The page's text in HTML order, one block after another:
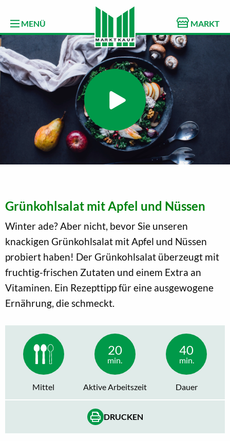
MENÜ MARKT
Grünkohlsalat mit Apfel und Nüssen
Winter ade? Aber nicht, bevor Sie unseren
knackigen Grünkohlsalat mit Apfel und Nüssen
probiert haben! Der Grünkohlsalat überzeugt mit
fruchtig-frischen Zutaten und einem Extra an
Vitaminen. Ein Rezepttipp für eine ausgewogene
Ernährung, die schmeckt.
Mittel
20
min.
Aktive Arbeitszeit
40
min.
Dauer
DRUCKEN